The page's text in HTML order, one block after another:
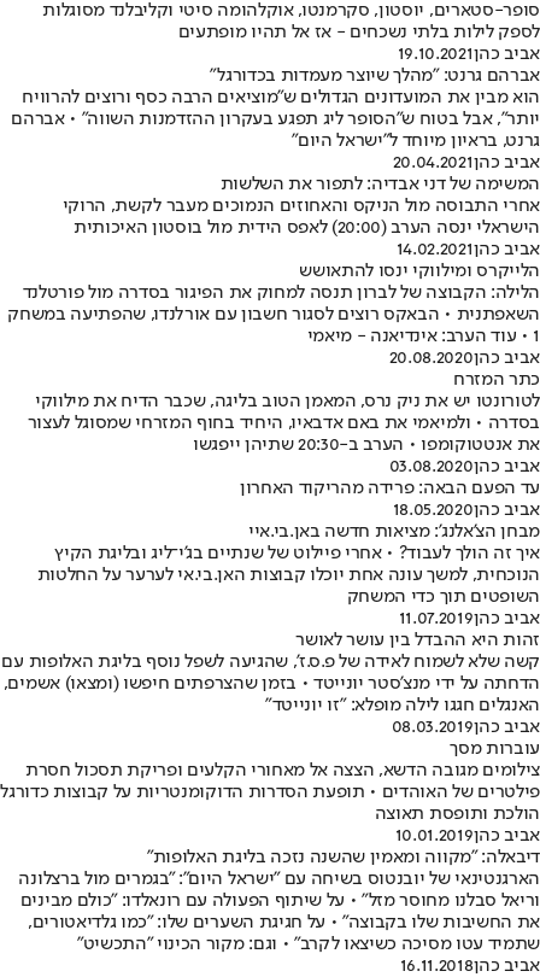
סופר-סטארים, יוסטון, סקרמנטו, אוקלהומה סיטי וקליבלנד מסוגלות
לספק לילות בלתי נשכחים - אז אל תהיו מופתעים
אביב כהן19.10.2021
אברהם גרנט: "מהלך שיוצר מעמדות בכדורגל"
הוא מבין את המועדונים הגדולים ש"מוציאים הרבה כסף ורוצים להרוויח
יותר", אבל בטוח ש"הסופר ליג תפגע בעקרון ההזדמנות השווה" • אברהם
גרנט, בראיון מיוחד ל"ישראל היום"
אביב כהן20.04.2021
המשימה של דני אבדיה: לתפור את השלשות
אחרי התבוסה מול הניקס והאחוזים הנמוכים מעבר לקשת, הרוקי
הישראלי ינסה הערב (20:00) לאפס הידית מול בוסטון האיכותית
אביב כהן14.02.2021
הלייקרס ומילווקי ינסו להתאושש
הלילה: הקבוצה של לברון תנסה למחוק את הפיגור בסדרה מול פורטלנד
השאפתנית • הבאקס רוצים לסגור חשבון עם אורלנדו, שהפתיעה במשחק
1 • עוד הערב: אינדיאנה - מיאמי
אביב כהן20.08.2020
כתר המזרח
לטורונטו יש את ניק נרס, המאמן הטוב בליגה, שכבר הדיח את מילווקי
בסדרה • ולמיאמי את באם אדבאיו, היחיד בחוף המזרחי שמסוגל לעצור
את אנטטוקומפו • הערב ב-20:30 שתיהן ייפגשו
אביב כהן03.08.2020
עד הפעם הבאה: פרידה מהריקוד האחרון
אביב כהן18.05.2020
מבחן הצ'אלנג': מציאות חדשה באן.בי.איי
איך זה הולך לעבוד? • אחרי פיילוט של שנתיים בג'י־ליג ובליגת הקיץ
הנוכחית, למשך עונה אחת יוכלו קבוצות האן.בי.אי לערער על החלטות
השופטים תוך כדי המשחק
אביב כהן11.07.2019
זהות היא ההבדל בין עושר לאושר
קשה שלא לשמוח לאידה של פ.ס.ז', שהגיעה לשפל נוסף בליגת האלופות עם
הדחתה על ידי מנצ'סטר יונייטד • בזמן שהצרפתים חיפשו (ומצאו) אשמים,
האנגלים חגגו לילה מופלא: "זו יונייטד"
אביב כהן08.03.2019
עוברות מסך
צילומים מגובה הדשא, הצצה אל מאחורי הקלעים ופריקת תסכול חסרת
פילטרים של האוהדים • תופעת הסדרות הדוקומנטריות על קבוצות כדורגל
הולכת ותופסת תאוצה
אביב כהן10.01.2019
דיבאלה: "מקווה ומאמין שהשנה נזכה בליגת האלופות"
הארגנטינאי של יובנטוס בשיחה עם "ישראל היום": "בגמרים מול ברצלונה
וריאל סבלנו מחוסר מזל" • על שיתוף הפעולה עם רונאלדו: "כולם מבינים
את החשיבות שלו בקבוצה" • על חגיגת השערים שלו: "כמו גלדיאטורים,
שתמיד עטו מסיכה כשיצאו לקרב" • וגם: מקור הכינוי "התכשיט"
אביב כהן16.11.2018